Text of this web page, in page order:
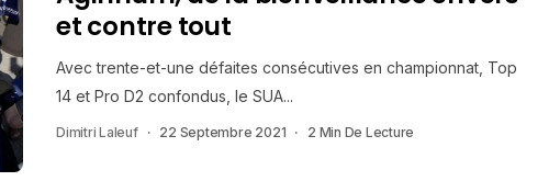
et contre tout
Avec trente-et-une défaites consécutives en championnat, Top
14 et Pro D2 confondus, le SUA...
Dimitri Laleuf 22 Septembre 2021 2 Min De Lecture